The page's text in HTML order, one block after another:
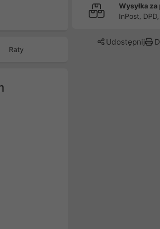
Raty
Wysyłka
InPost, DPD,
Udostępnij